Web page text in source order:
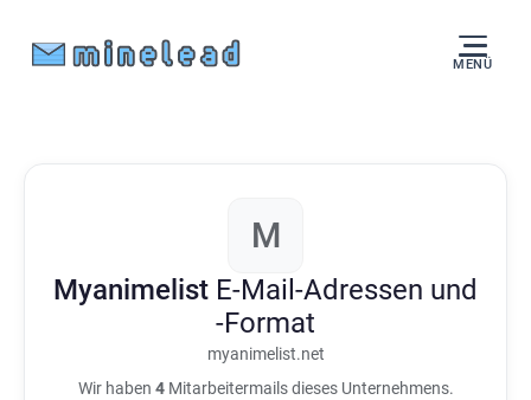
MENÜ
M
Myanimelist E-Mail-Adressen und
-Format
myanimelist.net
Wir haben 4Mitarbeitermails dieses Unternehmens.